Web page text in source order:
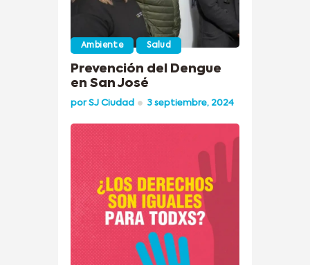
Ambiente Salud
Prevención del Dengue
en San José
porSJ Ciudad 3 septiembre, 2024